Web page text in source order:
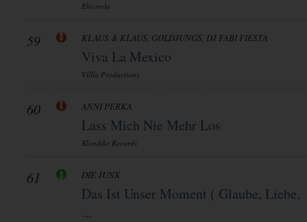
Electrola
59 KLAUS & KLAUS, GOLDJUNGS, DJ FABI FIESTA
Viva La Mexico
Villla Productions
60 ANNI PERKA
Lass Mich Nie Mehr Los
Klondike Records
61 DIE JUNX
Das Ist Unser Moment ( Glaube, Liebe,
...